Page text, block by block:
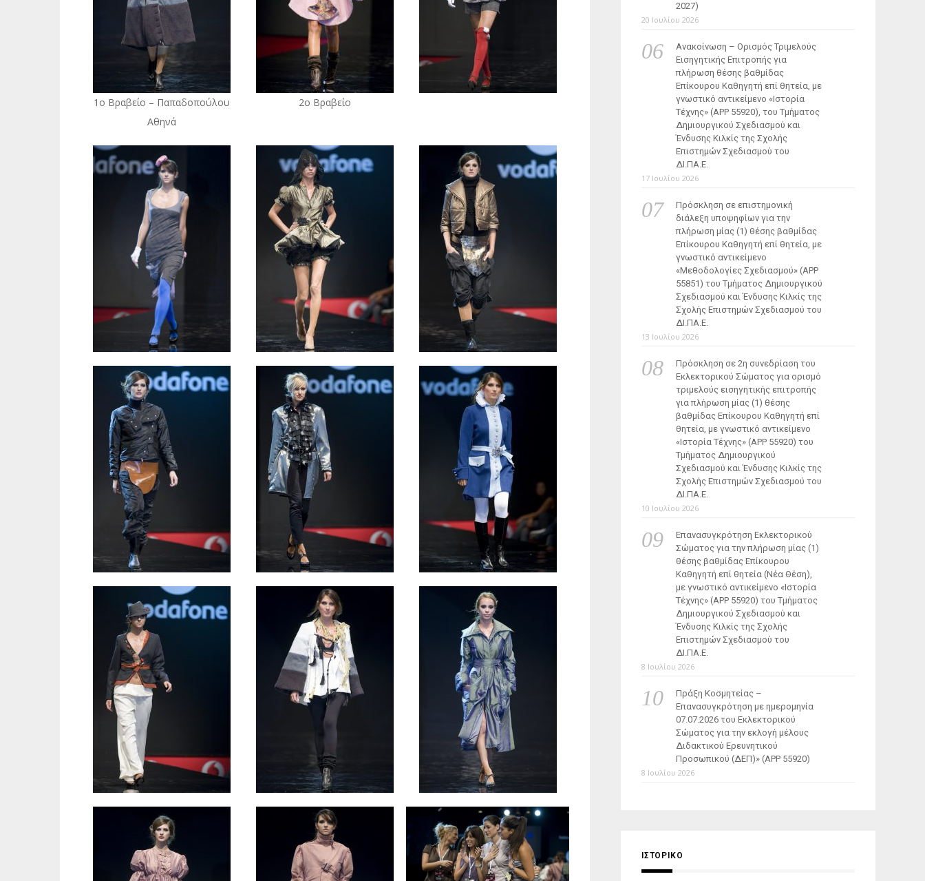
1ο Βραβείο – Παπαδοπούλου
Αθηνά
2ο Βραβείο
2027)
20 Ιουλίου 2026
Ανακοίνωση – Ορισμός Τριμελούς
Εισηγητικής Επιτροπής για
πλήρωση θέσης βαθμίδας
Επίκουρου Καθηγητή επί θητεία, με
γνωστικό αντικείμενο «Ιστορία
Τέχνης» (ΑΡΡ 55920), του Τμήματος
Δημιουργικού Σχεδιασμού και
Ένδυσης Κιλκίς της Σχολής
Επιστημών Σχεδιασμού του
ΔΙ.ΠΑ.Ε.
17 Ιουλίου 2026
Πρόσκληση σε επιστημονική
διάλεξη υποψηφίων για την
πλήρωση μίας (1) θέσης βαθμίδας
Επίκουρου Καθηγητή επί θητεία, με
γνωστικό αντικείμενο
«Μεθοδολογίες Σχεδιασμού» (ΑΡΡ
55851) του Τμήματος Δημιουργικού
Σχεδιασμού και Ένδυσης Κιλκίς της
Σχολής Επιστημών Σχεδιασμού του
ΔΙ.ΠΑ.Ε.
13 Ιουλίου 2026
Πρόσκληση σε 2η συνεδρίαση του
Εκλεκτορικού Σώματος για ορισμό
τριμελούς εισηγητικής επιτροπής
για πλήρωση μίας (1) θέσης
βαθμίδας Επίκουρου Καθηγητή επί
θητεία, με γνωστικό αντικείμενο
«Ιστορία Τέχνης» (ΑΡΡ 55920) του
Τμήματος Δημιουργικού
Σχεδιασμού και Ένδυσης Κιλκίς της
Σχολής Επιστημών Σχεδιασμού του
ΔΙ.ΠΑ.Ε.
10 Ιουλίου 2026
Επανασυγκρότηση Εκλεκτορικού
Σώματος για την πλήρωση μίας (1)
θέσης βαθμίδας Επίκουρου
Καθηγητή επί θητεία (Νέα Θέση),
με γνωστικό αντικείμενο «Ιστορία
Τέχνης» (ΑΡΡ 55920) του Τμήματος
Δημιουργικού Σχεδιασμού και
Ένδυσης Κιλκίς της Σχολής
Επιστημών Σχεδιασμού του
ΔΙ.ΠΑ.Ε.
8 Ιουλίου 2026
Πράξη Κοσμητείας –
Επανασυγκρότηση με ημερομηνία
07.07.2026 του Εκλεκτορικού
Σώματος για την εκλογή μέλους
Διδακτικού Ερευνητικού
Προσωπικού (ΔΕΠ)» (APP 55920)
8 Ιουλίου 2026
ΙΣΤΟΡΙΚΌ